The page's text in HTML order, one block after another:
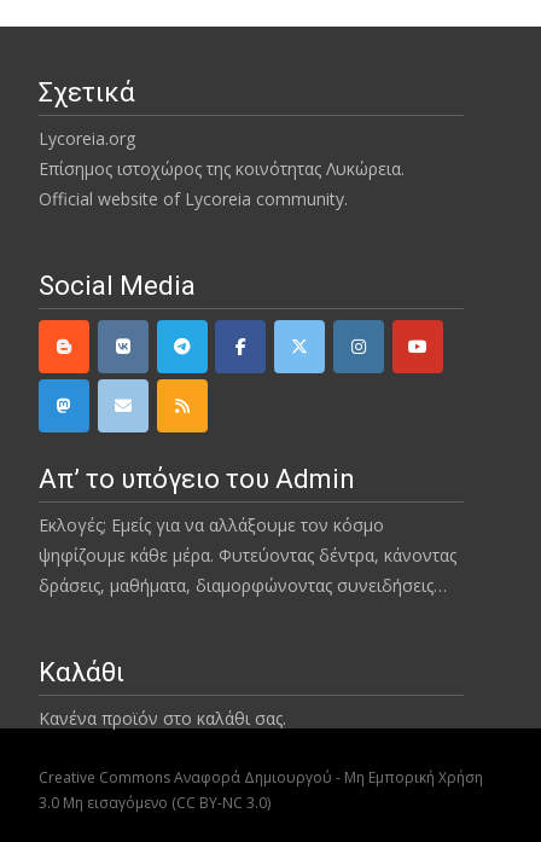
Σχετικά
Lycoreia.org
Επίσημος ιστοχώρος της κοινότητας Λυκώρεια.
Official website of Lycoreia community.
Social Media
Απ’ το υπόγειο του Admin
Εκλογές; Εμείς για να αλλάξουμε τον κόσμο
ψηφίζουμε κάθε μέρα. Φυτεύοντας δέντρα, κάνοντας
δράσεις, μαθήματα, διαμορφώνοντας συνειδήσεις…
Καλάθι
Κανένα προϊόν στο καλάθι σας.
Creative Commons Αναφορά Δημιουργού - Μη Εμπορική Χρήση
3.0 Μη εισαγόμενο (CC BY-NC 3.0)